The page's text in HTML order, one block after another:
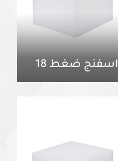
اسفنج ضغط 18